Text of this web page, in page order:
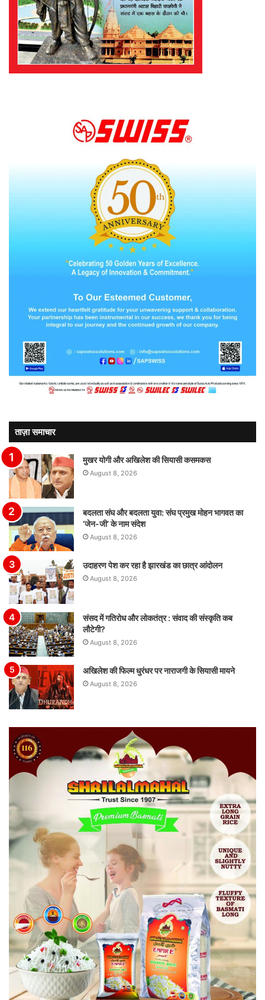
ताज़ा समाचार
मुखर योगी और अखिलेश की सियासी कसमकस
August 8, 2026
बदलता संघ और बदलता युवा: संघ प्रमुख मोहन भागवत का
‘जेन-जी’ के नाम संदेश
August 8, 2026
उदाहरण पेश कर रहा है झारखंड का छात्र आंदोलन
August 8, 2026
संसद में गतिरोध और लोकतंत्र : संवाद की संस्कृति कब
लौटेगी?
August 8, 2026
अखिलेश की फिल्म धुरंधर पर नाराजगी के सियासी मायने
August 8, 2026